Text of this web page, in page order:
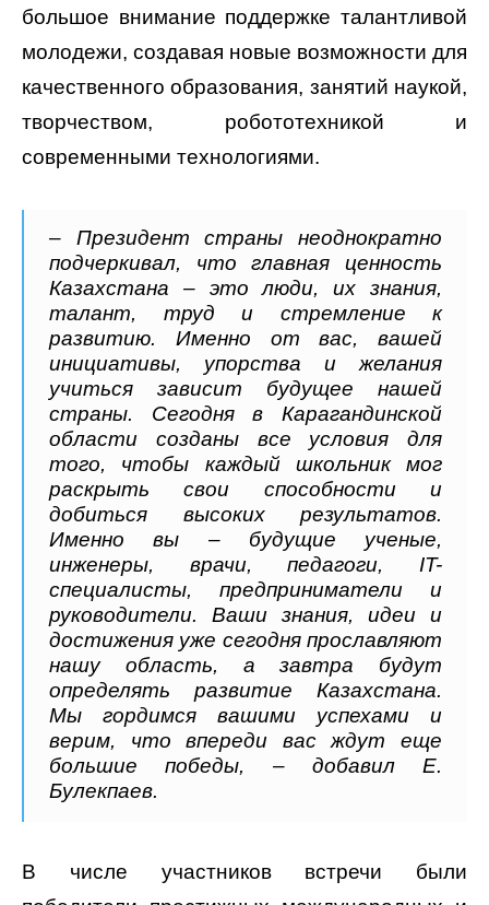
большое внимание поддержке талантливой
молодежи, создавая новые возможности для
качественного образования, занятий наукой,
творчеством, робототехникой и
современными технологиями.
– Президент страны неоднократно
подчеркивал, что главная ценность
Казахстана – это люди, их знания,
талант, труд и стремление к
развитию. Именно от вас, вашей
инициативы, упорства и желания
учиться зависит будущее нашей
страны. Сегодня в Карагандинской
области созданы все условия для
того, чтобы каждый школьник мог
раскрыть свои способности и
добиться высоких результатов.
Именно вы – будущие ученые,
инженеры, врачи, педагоги, IT-
специалисты, предприниматели и
руководители. Ваши знания, идеи и
достижения уже сегодня прославляют
нашу область, а завтра будут
определять развитие Казахстана.
Мы гордимся вашими успехами и
верим, что впереди вас ждут еще
большие победы, – добавил Е.
Булекпаев.
В числе участников встречи были